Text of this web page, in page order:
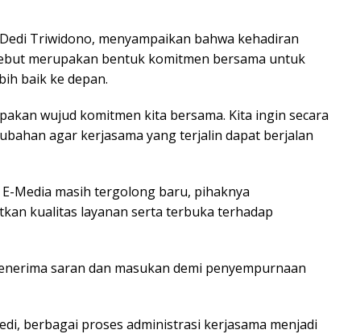
Triwidono, menyampaikan bahwa kehadiran
merupakan bentuk komitmen bersama untuk
baik ke depan.
wujud komitmen kita bersama. Kita ingin secara
agar kerjasama yang terjalin dapat berjalan
Media masih tergolong baru, pihaknya
kualitas layanan serta terbuka terhadap
saran dan masukan demi penyempurnaan
berbagai proses administrasi kerjasama menjadi